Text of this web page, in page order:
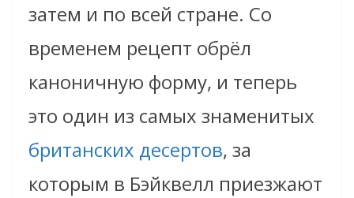
затем и по всей стране. Со
временем рецепт обрёл
каноничную форму, и теперь
это один из самых знаменитых
британских десертов, за
которым в Бэйквелл приезжают